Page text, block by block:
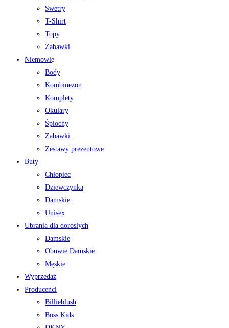
Swetry
T-Shirt
Topy
Zabawki
Niemowlę
Body
Kombinezon
Komplety
Okulary
Śpiochy
Zabawki
Zestawy prezentowe
Buty
Chłopiec
Dziewczynka
Damskie
Unisex
Ubrania dla dorosłych
Damskie
Obuwie Damskie
Męskie
Wyprzedaż
Producenci
Billieblush
Boss Kids